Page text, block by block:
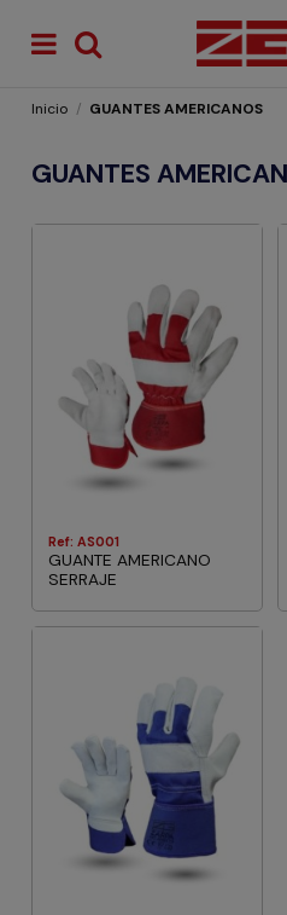
Inicio GUANTES AMERICANOS
GUANTES
Ref: AS001
GUANTE AMERICANO
SERRAJE